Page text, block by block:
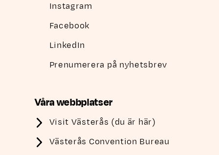
Instagram
Facebook
LinkedIn
Prenumerera på nyhetsbrev
Våra webbplatser
Visit Västerås (du är här)
Västerås Convention Bureau